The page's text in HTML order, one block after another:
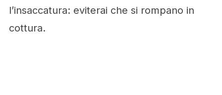
l’insaccatura: eviterai che si rompano in
cottura.